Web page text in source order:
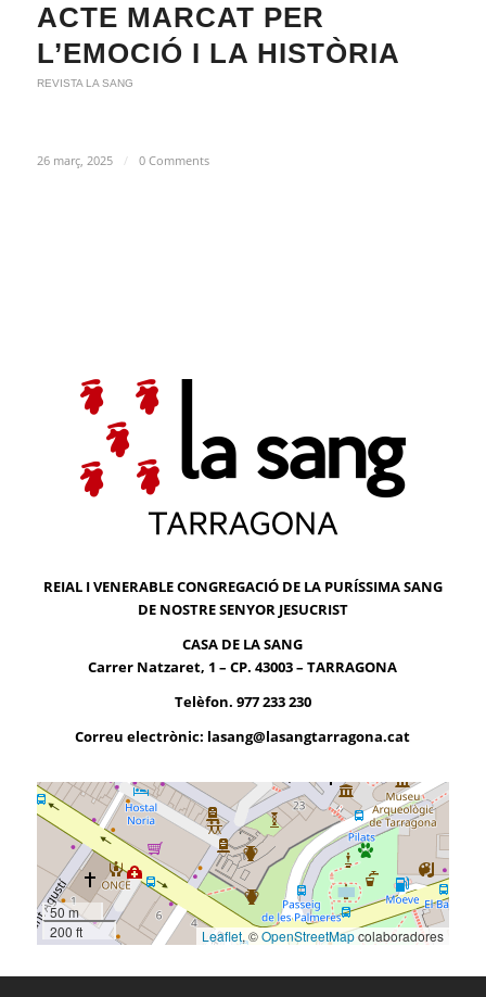
ACTE MARCAT PER
L’EMOCIÓ I LA HISTÒRIA
REVISTA LA SANG
26 març, 2025 / 0 Comments
REIAL I VENERABLE CONGREGACIÓ DE LA PURÍSSIMA SANG
DE NOSTRE SENYOR JESUCRIST
CASA DE LA SANG
Carrer Natzaret, 1 – CP. 43003 – TARRAGONA
Telèfon. 977 233 230
Correu electrònic: lasang@lasangtarragona.cat
50 m
200 ft
Leaflet, ©OpenStreetMapcolaboradores